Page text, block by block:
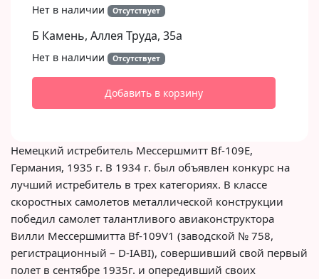
Нет в наличии Отсутствует
Б Камень, Аллея Труда, 35а
Нет в наличии Отсутствует
Добавить в корзину
Немецкий истребитель Мессершмитт Bf-109E,
Германия, 1935 г. В 1934 г. был объявлен конкурс на
лучший истребитель в трех категориях. В классе
скоростных самолетов металлической конструкции
победил самолет талантливого авиаконструктора
Вилли Мессершмитта Bf-109V1 (заводской № 758,
регистрационный – D-IABI), совершивший свой первый
полет в сентябре 1935г. и опередивший своих